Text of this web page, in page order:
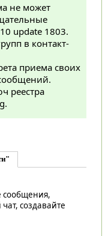
не может
update 1803.
в контакт-
приема своих
реестра
сообщения,
создавайте